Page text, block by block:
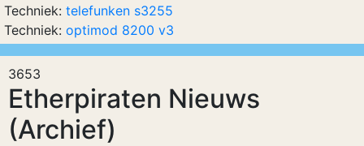
3653
Etherpiraten Nieuws
(Archief)
Techniek: telefunken s3255
Techniek: optimod 8200 v3